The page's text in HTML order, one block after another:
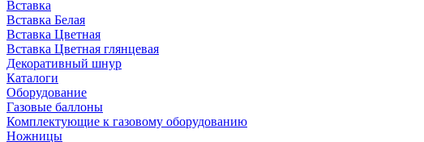
Вставка
Вставка Белая
Вставка Цветная
Вставка Цветная глянцевая
Декоративный шнур
Каталоги
Оборудование
Газовые баллоны
Комплектующие к газовому оборудованию
Ножницы